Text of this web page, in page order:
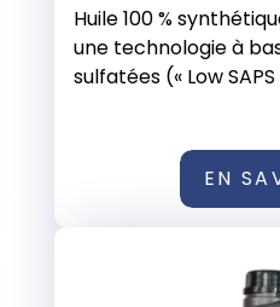
Huile 100 %
une technologie à
sulfatées (« Low SAPS
EN